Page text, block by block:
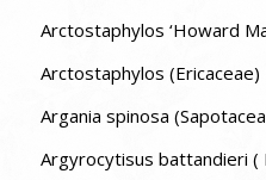
Arctostaphylos
Arctostaphylos (Ericaceae)
Argania spinosa
Argyrocytisus battandieri (